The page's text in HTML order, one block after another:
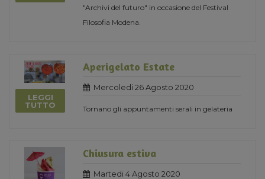
"Archivi del futuro" in occasione del Festival
Filosofia Modena.
LEGGI
TUTTO
Aperigelato Estate
Mercoledi 26 Agosto 2020
Tornano gli appuntamenti serali in gelateria
Chiusura estiva
Martedi 4 Agosto 2020